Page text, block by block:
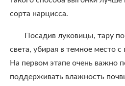
сорта нарцисса.
Посадив луковицы, тару
света, убирая в темное место
На первом этапе очень важно
поддерживать влажность